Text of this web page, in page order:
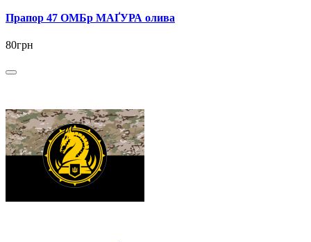
Прапор 47 ОМБр МАҐУРА олива
80грн